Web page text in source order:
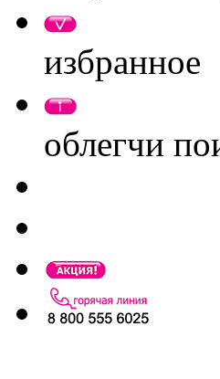
избранное
облегчи